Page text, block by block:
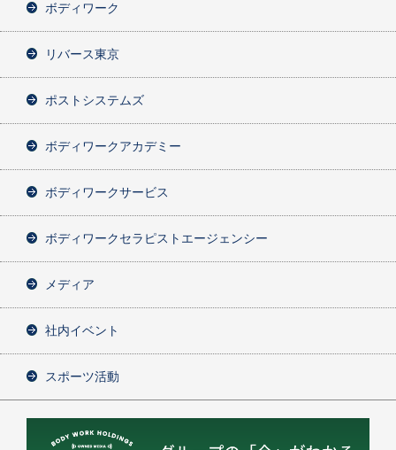
ボディワーク
リバース東京
ポストシステムズ
ボディワークアカデミー
ボディワークサービス
ボディワークセラピストエージェンシー
メディア
社内イベント
スポーツ活動